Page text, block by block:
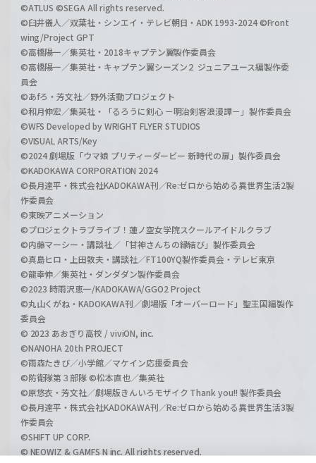
©ATLUS ©SEGA All rights reserved.
©臼井儀人／双葉社・シンエイ・テレビ朝日・ADK 1993-2024 ©Front
wing/Project GPT
©高橋陽一／集英社・2018キャプテン翼製作委員会
©高橋陽一／集英社・キャプテン翼シーズン２ ジュニアユース編製作委
員会
©あfろ・芳文社／野外活動プロジェクト
©和月伸宏／集英社・「るろうに剣心 －明治剣客浪漫譚－」製作委員会
©WFS Developed by WRIGHT FLYER STUDIOS
©VISUAL ARTS/Key
©2024 劇場版「ウマ娘 プリティーダービー 新時代の扉」製作委員会
©KADOKAWA CORPORATION 2024
©長月達平・株式会社KADOKAWA刊／Re:ゼロから始める異世界生活2製
作委員会
©東映アニメーション
©プロジェクトラブライブ！蓮ノ空女学院スクールアイドルクラブ
©内藤マーシー・講談社／「甘神さんちの縁結び」製作委員会
©真島ヒロ・上田敦夫・講談社／FT100YQ製作委員会・テレビ東京
©龍幸伸／集英社・ダンダダン製作委員会
©2023 時雨沢恵一/KADOKAWA/GGO2 Project
©丸山くがね・KADOKAWA刊／劇場版「オーバーロード」聖王国編製作
委員会
© 2023 あおぎり高校 / viviON, inc.
©NANOHA 20th PROJECT
©雨森たきび／小学館／マケイン応援委員会
©防衛隊第３部隊 ©松本直也／集英社
©原悠衣・芳文社／劇場版きんいろモザイク Thank you!! 製作委員会
©長月達平・株式会社KADOKAWA刊／Re:ゼロから始める異世界生活3製
作委員会
©SHIFT UP CORP.
© NEOWIZ & GAMFS N inc. All rights reserved.